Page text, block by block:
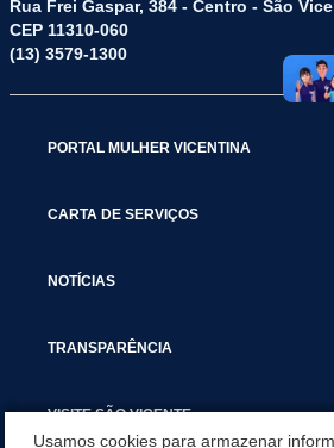
Rua Frei Gaspar, 384 - Centro - São
CEP 11310-060
(13) 3579-1300
PORTAL MULHER VICENTINA
CARTA DE SERVIÇOS
NOTÍCIAS
TRANSPARÊNCIA
VISITE SÃO VICENTE
Usamos cookies para armazenar